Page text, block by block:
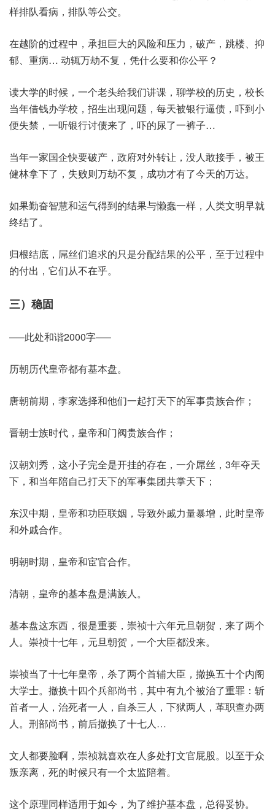
样排队看病，排队等公交。
在越阶的过程中，承担巨大的风险和压力，破产，跳楼、抑
郁、重病… 动辄万劫不复，凭什么要和你公平？
读大学的时候，一个老头给我们讲课，聊学校的历史，校长
当年借钱办学校，招生出现问题，每天被银行逼债，吓到小
便失禁，一听银行讨债来了，吓的尿了一裤子…
当年一家国企快要破产，政府对外转让，没人敢接手，被王
健林拿下了，失败则万劫不复，成功才有了今天的万达。
如果勤奋智慧和运气得到的结果与懒蠢一样，人类文明早就
终结了。
归根结底，屌丝们追求的只是分配结果的公平，至于过程中
的付出，它们从不在乎。
三）稳固
—–此处和谐2000字—–
历朝历代皇帝都有基本盘。
唐朝前期，李家选择和他们一起打天下的军事贵族合作；
晋朝士族时代，皇帝和门阀贵族合作；
汉朝刘秀，这小子完全是开挂的存在，一介屌丝，3年夺天
下，和当年陪自己打天下的军事集团共掌天下；
东汉中期，皇帝和功臣联姻，导致外戚力量暴增，此时皇帝
和外戚合作。
明朝时期，皇帝和宦官合作。
清朝，皇帝的基本盘是满族人。
基本盘这东西，很是重要，崇祯十六年元旦朝贺，来了两个
人。崇祯十七年，元旦朝贺，一个大臣都没来。
崇祯当了十七年皇帝，杀了两个首辅大臣，撤换五十个内阁
大学士。撤换十四个兵部尚书，其中有九个被治了重罪：斩
首者一人，治死者一人，自杀三人，下狱两人，革职查办两
人。刑部尚书，前后撤换了十七人…
文人都要脸啊，崇祯就喜欢在人多处打文官屁股。以至于众
叛亲离，死的时候只有一个太监陪着。
这个原理同样适用于如今，为了维护基本盘，总得妥协。